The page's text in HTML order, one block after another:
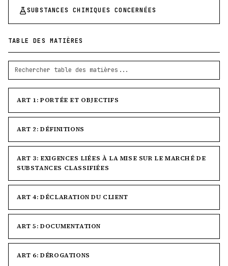
SUBSTANCES CHIMIQUES CONCERNÉES
TABLE DES MATIÈRES
ART 1: PORTÉE ET OBJECTIFS
ART 2: DÉFINITIONS
ART 3: EXIGENCES LIÉES À LA MISE SUR LE MARCHÉ DE
SUBSTANCES CLASSIFIÉES
ART 4: DÉCLARATION DU CLIENT
ART 5: DOCUMENTATION
ART 6: DÉROGATIONS